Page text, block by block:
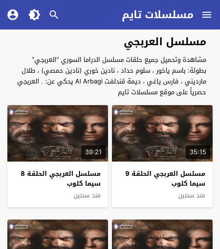
مسلسلات تايم
مسلسل العربجي
مشاهدة وتحميل جميع حلقات مسلسل الدراما السوري “العربجي”
بطولة: باسم ياخور ، سلوم حداد ، نادين خوري (نادين حمصي) ، طلال
مارديني ، فارس ياغي ، ديمة قندلفت Al Arbagi يحكي عن: . العربجي
حصرياً على موقع مسلسلات تايم
35:15
مسلسل العربجي الحلقة 9
سيما كلوب
منذ سنتين
39:21
مسلسل العربجي الحلقة 8
سيما كلوب
منذ سنتين